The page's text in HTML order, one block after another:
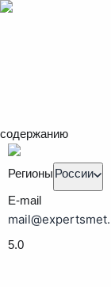
содержанию
Регионы России
E-mail
5.0